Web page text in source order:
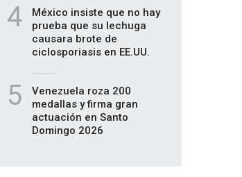
4
México insiste que no hay
prueba que su lechuga
causara brote de
ciclosporiasis en EE.UU.
5
Venezuela roza 200
medallas y firma gran
actuación en Santo
Domingo 2026